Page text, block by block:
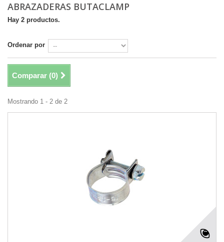
ABRAZADERAS BUTACLAMP
Hay 2 productos.
Ordenar por
Comparar (0)
Mostrando 1 - 2 de 2